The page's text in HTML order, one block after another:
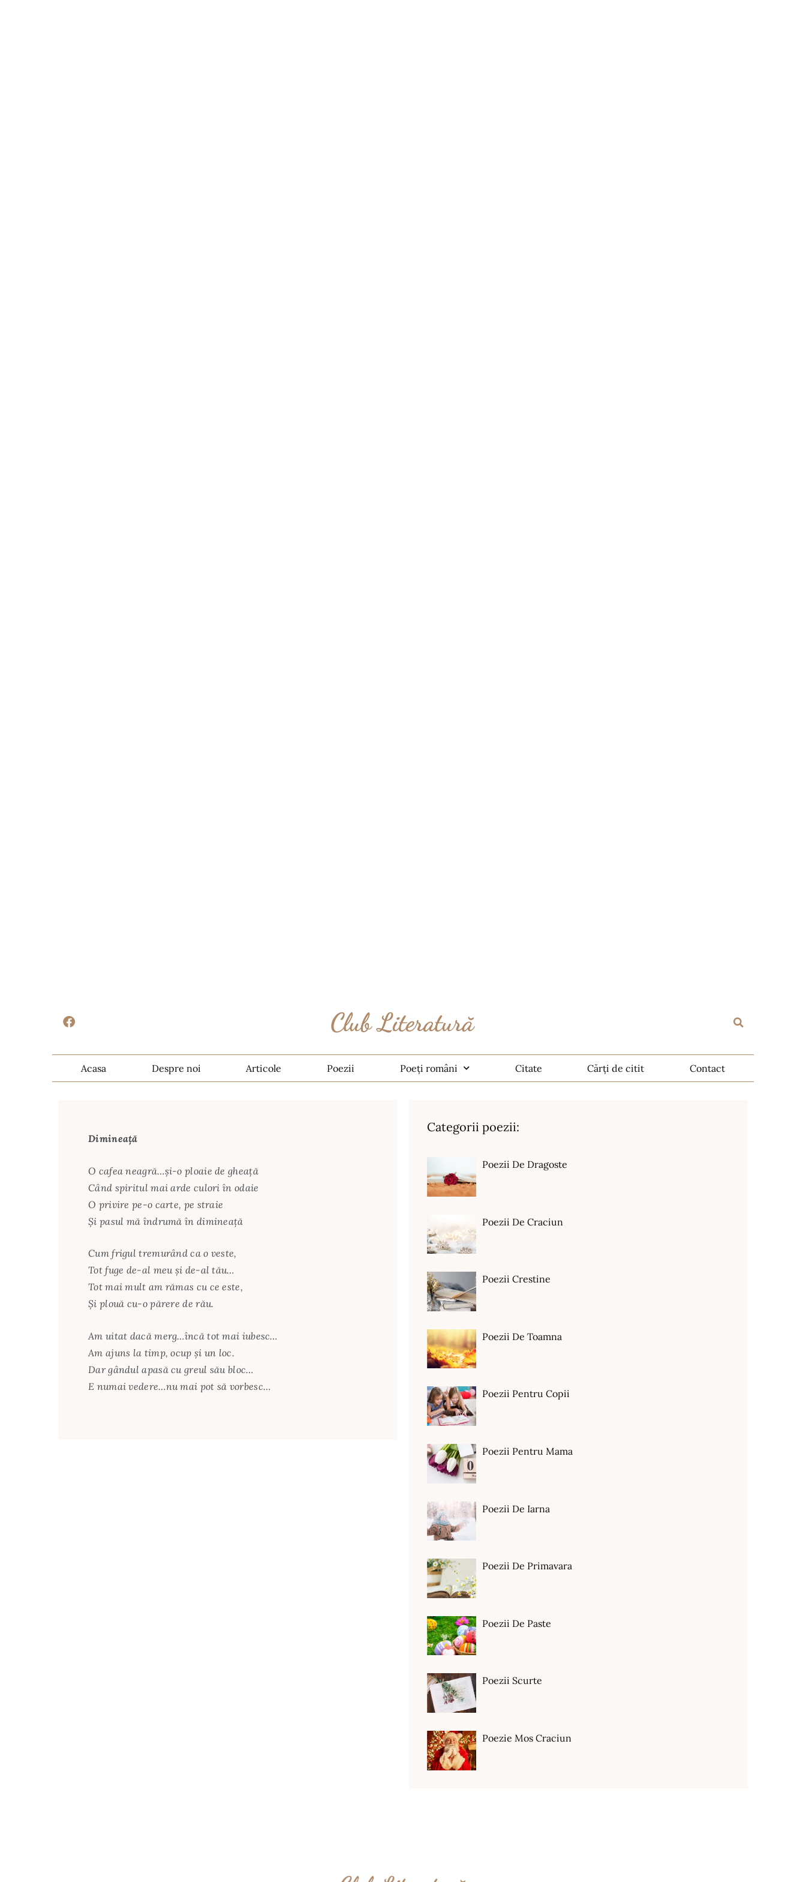
Acasa Despre noi Articole Poezii Poeți români Citate Cărți de citit Contact
Dimineață
O cafea neagră…și-o ploaie de gheață
Când spiritul mai arde culori în odaie
O privire pe-o carte, pe straie
Și pasul mă îndrumă în dimineață
Cum frigul tremurând ca o veste,
Tot fuge de-al meu și de-al tău…
Tot mai mult am rămas cu ce este,
Și plouă cu-o părere de rău.
Am uitat dacă merg…încă tot mai iubesc…
Am ajuns la timp, ocup și un loc.
Dar gândul apasă cu greul său bloc…
E numai vedere…nu mai pot să vorbesc…
Categorii poezii:
Poezii De Dragoste
Poezii De Craciun
Poezii Crestine
Poezii De Toamna
Poezii Pentru Copii
Poezii Pentru Mama
Poezii De Iarna
Poezii De Primavara
Poezii De Paste
Poezii Scurte
Poezie Mos Craciun